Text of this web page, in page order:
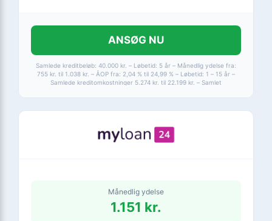
ANSØG NU
Samlede kreditbeløb: 40.000 kr. – Løbetid: 5 år – Månedlig ydelse fra:
755 kr. til 1.038 kr. – ÅOP fra: 2,04 % til 24,99 % – Løbetid: 1 – 15 år –
Samlede kreditomkostninger 5.274 kr. til 22.199 kr. – Samlet
Månedlig ydelse
1.151 kr.